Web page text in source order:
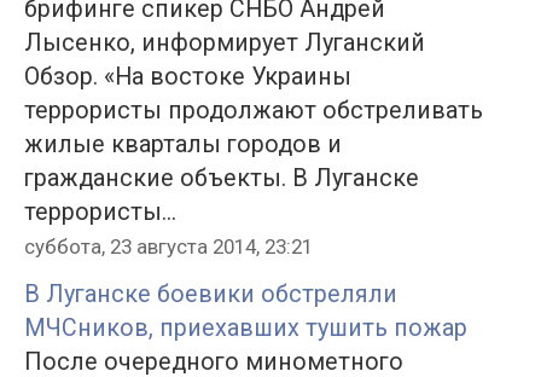
брифинге спикер СНБО Андрей
Лысенко, информирует Луганский
Обзор. «На востоке Украины
террористы продолжают обстреливать
жилые кварталы городов и
гражданские объекты. В Луганске
террористы...
суббота, 23 августа 2014, 23:21
В Луганске боевики обстреляли
МЧСников, приехавших тушить пожар
После очередного минометного